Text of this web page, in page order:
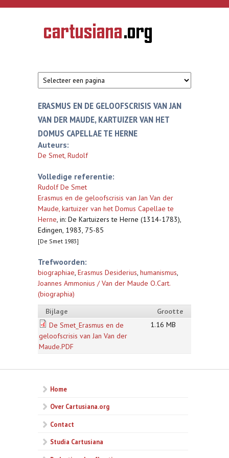
Overslaan en naar de inhoud gaan
CARTUSIANA
Geschiedenis
van de
ERASMUS EN DE GELOOFSCRISIS VAN JAN
VAN DER MAUDE, KARTUIZER VAN HET
DOMUS CAPELLAE TE HERNE
Auteurs:
De Smet, Rudolf
Volledige referentie:
Rudolf De Smet
Erasmus en de geloofscrisis van Jan Van der
Maude, kartuizer van het Domus Capellae te
Herne, in: De Kartuizers te Herne (1314-1783),
Edingen, 1983, 75-85
[De Smet 1983]
Trefwoorden:
biographiae, Erasmus Desiderius, humanismus,
Joannes Ammonius / Van der Maude O.Cart.
(biographia)
Bijlage
Grootte
De Smet_Erasmus en de
geloofscrisis van Jan Van der
Maude.PDF
1.16 MB
Home
Over Cartusiana.org
Contact
Studia Cartusiana